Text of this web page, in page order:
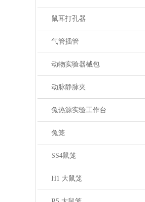
鼠耳打孔器
气管插管
动物实验器械包
动脉静脉夹
兔热源实验工作台
兔笼
SS4鼠笼
H1 大鼠笼